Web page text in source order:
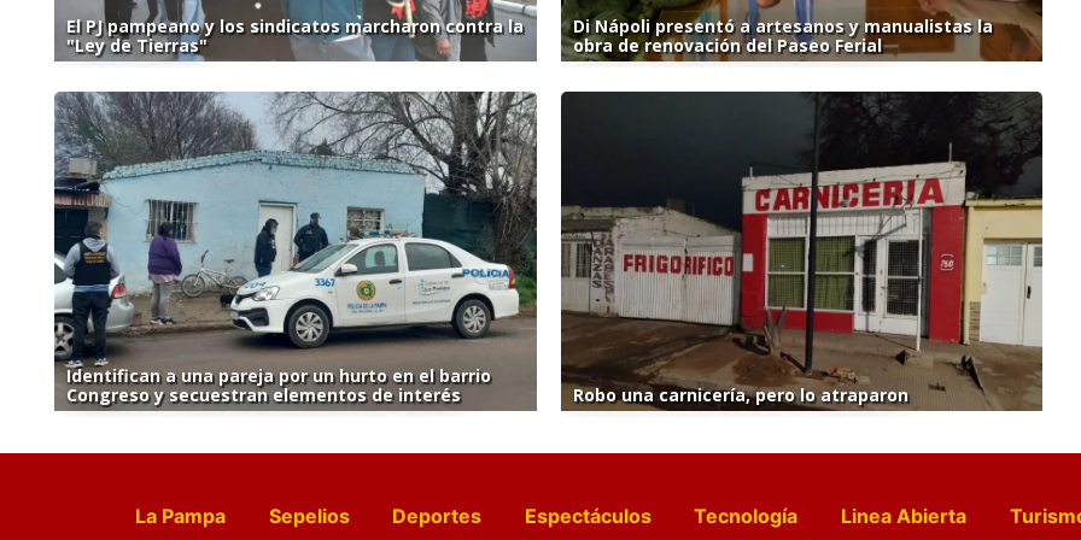
El PJ pampeano y los sindicatos marcharon contra la
"Ley de Tierras"
Di Nápoli presentó a artesanos y manualistas la
obra de renovación del Paseo Ferial
Identifican a una pareja por un hurto en el barrio
Congreso y secuestran elementos de interés
Robo una carnicería, pero lo atraparon
La Pampa Sepelios Deportes Espectáculos Tecnología Linea Abierta